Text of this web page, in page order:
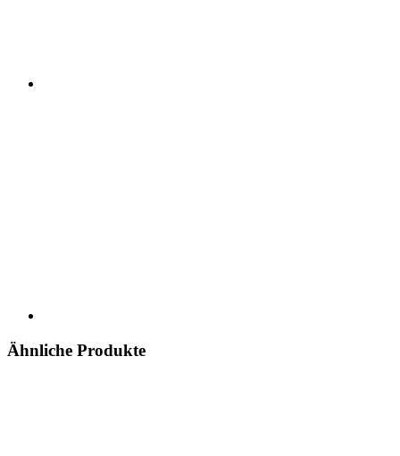
Ähnliche Produkte